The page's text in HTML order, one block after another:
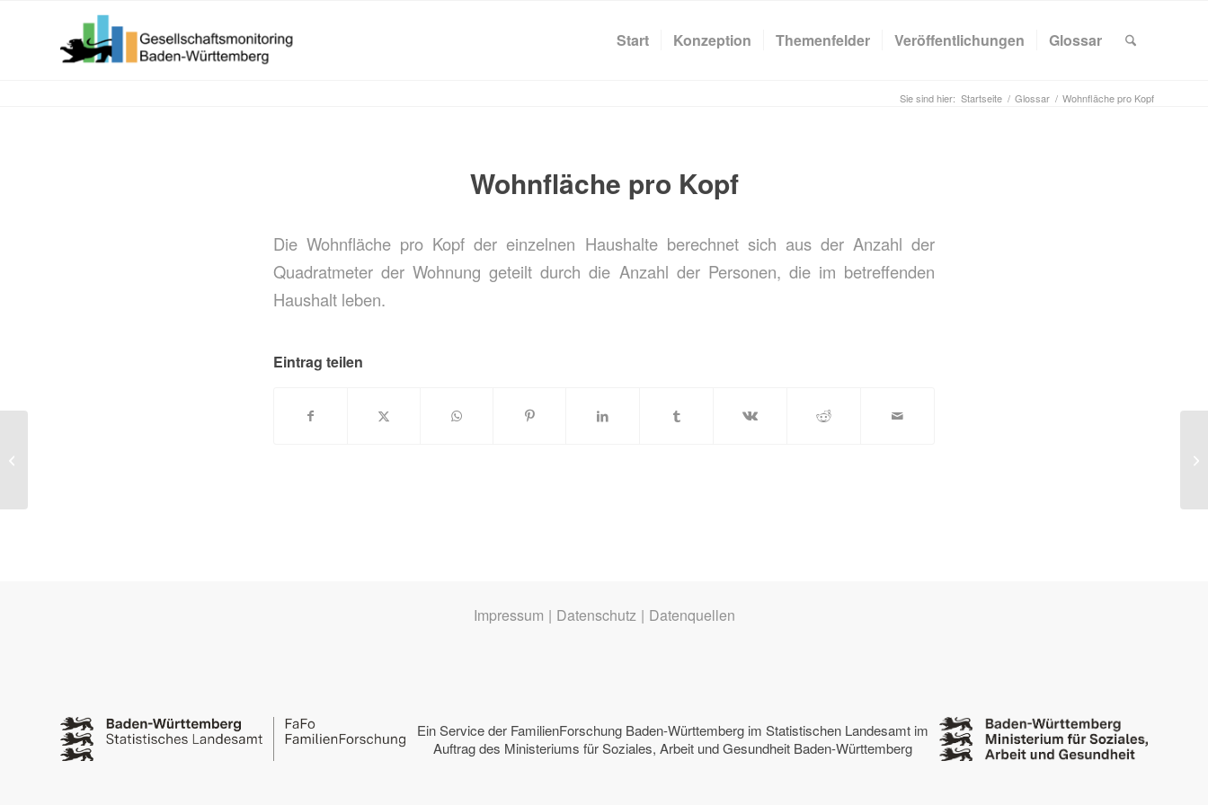
Start Konzeption Themenfelder Veröffentlichungen Glossar
Sie sind hier: Startseite / Glossar / Wohnfläche pro Kopf
Wohnfläche pro Kopf
Die Wohnfläche pro Kopf der einzelnen Haushalte berechnet sich aus der Anzahl der
Quadratmeter der Wohnung geteilt durch die Anzahl der Personen, die im betreffenden
Haushalt leben.
Eintrag teilen
Impressum | Datenschutz | Datenquellen
Ein Service der FamilienForschung Baden-Württembergim Statistischen Landesamt im
Auftrag des Ministeriums für Soziales, Arbeit und Gesundheit Baden-Württemberg